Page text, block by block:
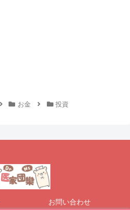
お金 投資
お問い合わせ